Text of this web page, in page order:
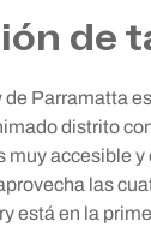
de
de Parramatta
distrito
muy accesible
las
está en la